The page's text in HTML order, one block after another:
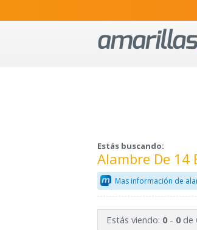
Estás buscando:
Alambre De 14
Mas información de
Estás viendo: 0- 0de